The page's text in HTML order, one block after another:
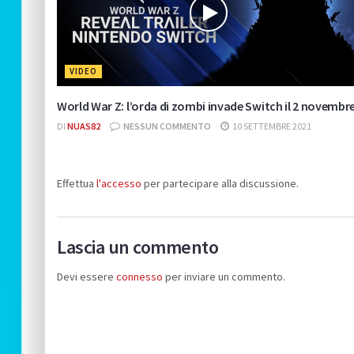
VIDEO
World War Z: l’orda di zombi invade Switch il 2
DI NUAS82 NESSUN COMMENTO 10 SETTEMBRE 2021
Effettua l'accesso per partecipare alla discussione.
Lascia un commento
Devi essere connesso per inviare un commento.